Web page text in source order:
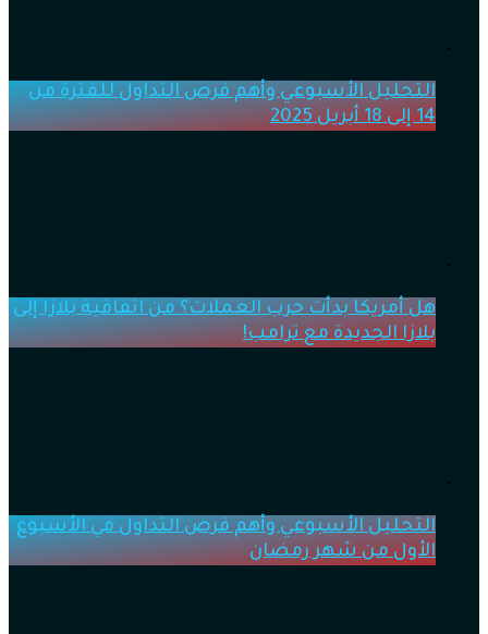
التحليل الأسبوعي وأهم فرص التداول للفترة من
14 إلى 18 أبريل 2025
هل أمريكا بدأت حرب العملات؟ من اتفاقية بلازا إلى
بلازا الجديدة مع ترامب!
التحليل الأسبوعي وأهم فرص التداول في الأسبوع
الأول من شهر رمضان